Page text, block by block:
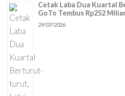
Cetak Laba Dua Kuartal
GoTo Tembus Rp252
29/07/2026